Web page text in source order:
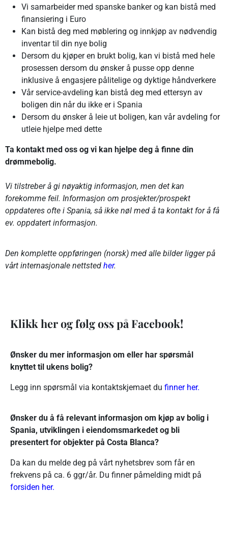
Vi samarbeider med spanske banker og kan bistå med
finansiering i Euro
Kan bistå deg med møblering og innkjøp av nødvendig
inventar til din nye bolig
Dersom du kjøper en brukt bolig, kan vi bistå med hele
prosessen dersom du ønsker å pusse opp denne
inklusive å engasjere pålitelige og dyktige håndverkere
Vår service-avdeling kan bistå deg med ettersyn av
boligen din når du ikke er i Spania
Dersom du ønsker å leie ut boligen, kan vår avdeling for
utleie hjelpe med dette
Ta kontakt med oss og vi kan hjelpe deg å finne din
drømmebolig.
Vi tilstreber å gi nøyaktig informasjon, men det kan
forekomme feil. Informasjon om prosjekter/prospekt
oppdateres ofte i Spania, så ikke nøl med å ta kontakt for å få
ev. oppdatert informasjon.
Den komplette oppføringen (norsk) med alle bilder ligger på
vårt internasjonale nettsted her.
Klikk her og følg oss på Facebook!
Ønsker du mer informasjon om eller har spørsmål
knyttet til ukens bolig?
Legg inn spørsmål via kontaktskjemaet du finner her.
Ønsker du å få relevant informasjon om kjøp av bolig i
Spania, utviklingen i eiendomsmarkedet og bli
presentert for objekter på Costa Blanca?
Da kan du melde deg på vårt nyhetsbrev som får en
frekvens på ca. 6 ggr/år. Du finner påmelding midt på
forsiden her.